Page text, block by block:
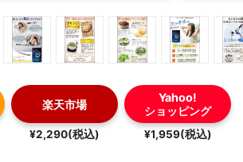
楽天市場
¥2,290(税込)
Yahoo!
ショッピング
¥1,959(税込)